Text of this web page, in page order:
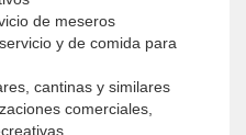
de meseros
y de comida para
cantinas y similares
comerciales,